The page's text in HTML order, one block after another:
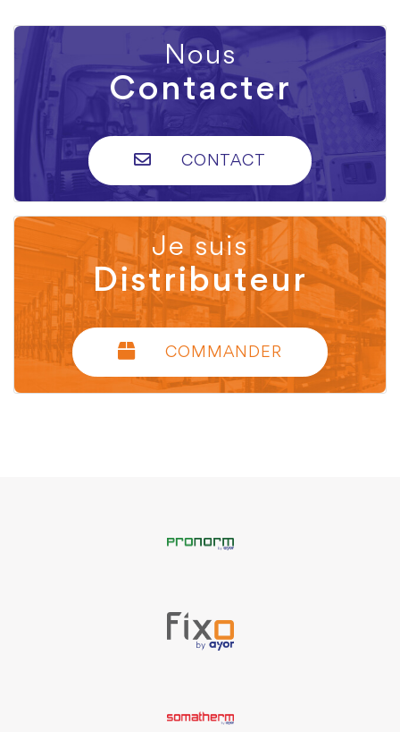
Nous
Contacter
CONTACT
Je suis
Distributeur
COMMANDER